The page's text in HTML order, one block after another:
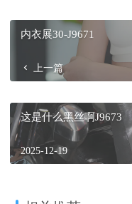
内衣展30-J9671
上一篇
这是什么黑丝啊J9673
2025-12-19